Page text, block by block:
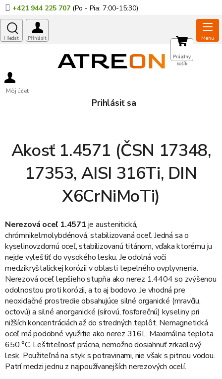
Prejsť
na
obsah
+421 944 225 707
Môj účet
Prihlásiť sa
NÁKUPNÝ
KOŠÍK
Prázdny
košík
Akosť 1.4571 (ČSN 17348,
17353, AISI 316Ti, DIN
X6CrNiMoTi)
Nerezová oceľ 1.4571 je austenitická,
chrómnikelmolybdénová, stabilizovaná oceľ. Jedná sa o
kyselinovzdornú oceľ, stabilizovanú titánom, vďaka ktorému ju
nejde vyleštiť do vysokého lesku. Je odolná voči
medzikryštalickej korózii v oblasti tepelného ovplyvnenia.
Nerezová oceľ lepšieho stupňa ako nerez 1.4404 so zvýšenou
odolnosťou proti korózii, a to aj bodovo. Je vhodná pre
neoxidačné prostredie obsahujúce silné organické (mravčiu,
octovú) a silné anorganické (sírovú, fosforečnú) kyseliny pri
nižších koncentráciách až do stredných teplôt. Nemagnetická
oceľ má podobné využitie ako nerez 316L. Maximálna teplota
650 °C. Leštiteľnosť prácna, nemožno dosiahnuť zrkadlový
lesk. Použiteľná na styk s potravinami, nie však s pitnou vodou.
Patrí medzi jednu z najpoužívanejších nerezových ocelí.